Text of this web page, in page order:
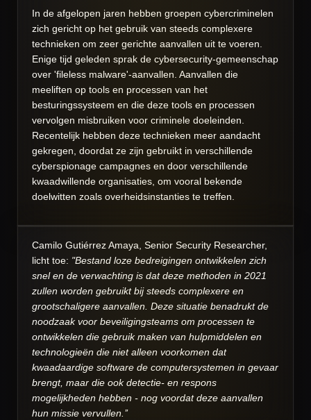
In de afgelopen jaren hebben groepen cybercriminelen
zich gericht op het gebruik van steeds complexere
technieken om zeer gerichte aanvallen uit te voeren.
Enige tijd geleden sprak de cybersecurity-gemeenschap
over 'fileless malware'-aanvallen. Aanvallen die
meeliften op tools en processen van het
besturingssysteem en die deze tools en processen
vervolgen misbruiken voor criminele doeleinden.
Recentelijk hebben deze technieken meer aandacht
gekregen, doordat ze zijn gebruikt in verschillende
cyberspionage campagnes en door verschillende
kwaadwillende organisaties, om vooral bekende
doelwitten zoals overheidsinstanties te treffen.
Camilo Gutiérrez Amaya, Senior Security Researcher,
licht toe: "Bestand loze bedreigingen ontwikkelen zich
snel en de verwachting is dat deze methoden in 2021
zullen worden gebruikt bij steeds complexere en
grootschaligere aanvallen. Deze situatie benadrukt de
noodzaak voor beveiligingsteams om processen te
ontwikkelen die gebruik maken van hulpmiddelen en
technologieën die niet alleen voorkomen dat
kwaadaardige software de computersystemen in gevaar
brengt, maar die ook detectie- en respons
mogelijkheden hebben - nog voordat deze aanvallen
hun missie vervullen.’’